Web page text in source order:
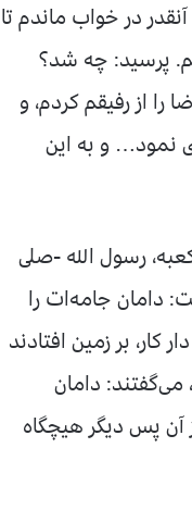
در خواب ماندم تا
پرسید: چه شد؟
را از رفیقم کردم، و
نمود… و به این
رسول الله -صلى
دامان جامه‌ات را
کار، بر زمین افتادند
دامان
آن پس دیگر هیچگاه